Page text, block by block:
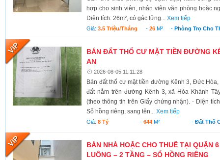
hợp cho sinh viên, nhân viên văn phòng hoặc
Diện tích: 26m², có gác lửng...Xem tiếp
Giá:3.5 Triệu/tháng - 26M² -Phòng Trọ Cho
BÁN ĐẤT THỔ CƯ MẶT TIỀN ĐƯỜNG
AN
2026-08-05 11:11:28
Bán đất thổ cư mặt tiền đường Kênh 3, Đức
đất nằm trên đường Kênh 3, xã Hòa Khánh
(theo thông tin trên Giấy chứng nhận). - Diện
Sổ hồng riêng, sang tên...Xem tiếp
Giá:8 Tỷ -644 M² - Đất Thổ
BÁN NHÀ HOẶC CHO THUÊ TẠI QUẬN
LUÔNG – 2 TẦNG – SỔ HỒNG RIÊNG